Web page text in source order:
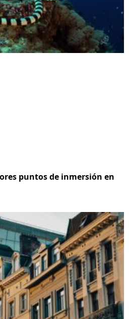
puntos de inmersión en